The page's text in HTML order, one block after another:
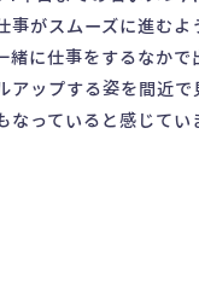
事がスムーズに進む
緒に仕事をするなか
アップする姿を間近
なっていると感じてい